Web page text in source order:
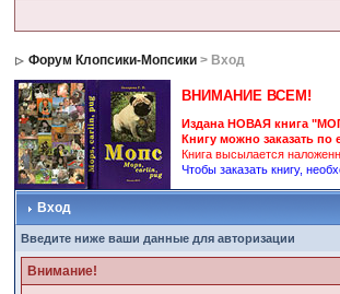
Форум Клопсики-Мопсики > Вход
ВНИМАНИЕ ВСЕМ!
Издана НОВАЯ книга
Книгу можно заказать по
Книга высылается
Чтобы заказать книгу,
Вход
Введите ниже ваши данные для авторизации
Внимание!